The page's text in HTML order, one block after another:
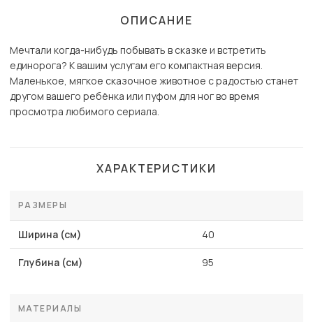
ОПИСАНИЕ
Мечтали когда-нибудь побывать в сказке и встретить
единорога? К вашим услугам его компактная версия.
Маленькое, мягкое сказочное животное с радостью станет
другом вашего ребёнка или пуфом для ног во время
просмотра любимого сериала.
ХАРАКТЕРИСТИКИ
РАЗМЕРЫ
Ширина (см) 40
Глубина (см) 95
МАТЕРИАЛЫ